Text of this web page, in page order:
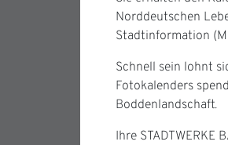
Norddeutschen
Stadtinformation
Schnell sein lohnt
Fotokalenders
Boddenlandschaft.
Ihre STADTWERKE